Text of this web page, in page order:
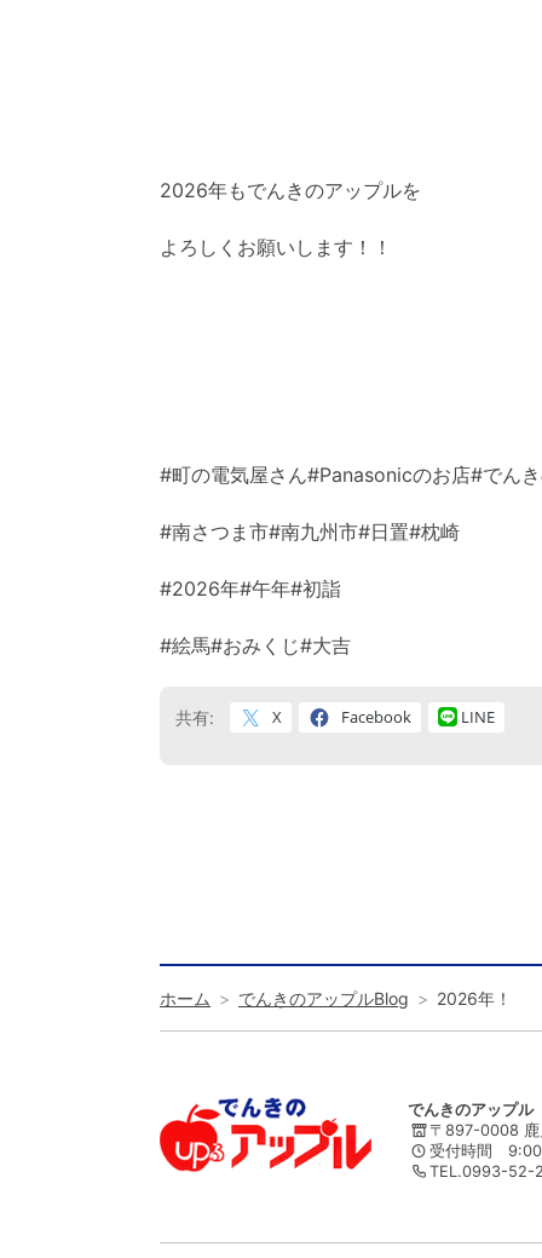
2026年もでんきのアップルを
よろしくお願いします！！
#町の電気屋さん#Panasonicのお店#でん
#南さつま市#南九州市#日置#枕崎
#2026年#午年#初詣
#絵馬#おみくじ#大吉
共有: X Facebook LINE
ホーム でんきのアップルBlog 2026年！
でんきのアップル
〒897-0008 鹿
受付時間
TEL.0993-52-